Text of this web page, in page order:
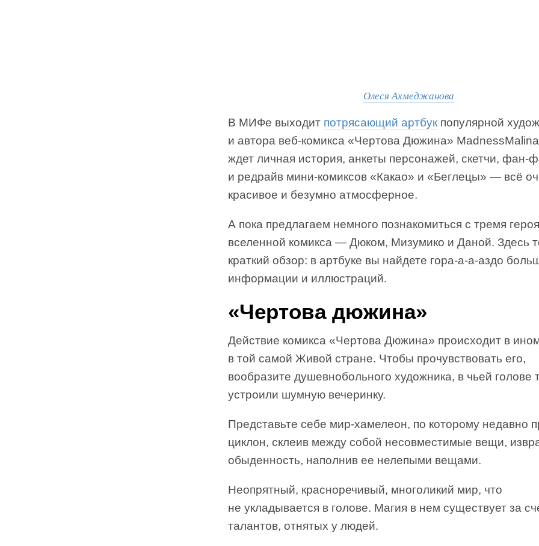
Олеся Ахмеджанова
В МИФе выходит потрясающий артбук популярной
и автора веб-комикса «Чертова Дюжина»
ждет личная история, анкеты персонажей, скетчи, фан-
и редрайв мини-комиксов «Какао» и «Беглецы» — всё
красивое и безумно атмосферное.
А пока предлагаем немного познакомиться с тремя
вселенной комикса — Дюком, Мизумико и Даной. Здесь
краткий обзор: в артбуке вы найдете гора-а-а-аздо
информации и иллюстраций.
«Чертова дюжина»
Действие комикса «Чертова Дюжина» происходит в
в той самой Живой стране. Чтобы прочувствовать его,
вообразите душевнобольного художника, в чьей голове
устроили шумную вечеринку.
Представьте себе мир-хамелеон, по которому недавно
циклон, склеив между собой несовместимые вещи,
обыденность, наполнив ее нелепыми вещами.
Неопрятный, красноречивый, многоликий мир, что
не укладывается в голове. Магия в нем существует за
талантов, отнятых у людей.